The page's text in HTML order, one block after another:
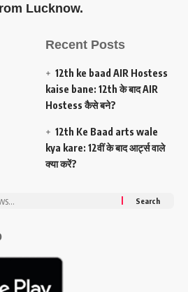
Lucknow.
Recent Posts
12th ke baad AIR Hostess
kaise bane: 12th के बाद AIR
Hostess कैसे बने?
12th Ke Baad arts wale
kya kare: 12वीं के बाद आर्ट्स वाले
क्या करें?